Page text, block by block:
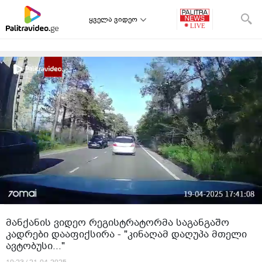
ყველა ვიდეო
თავიდან დაწყება
იტვირთება შემდეგი ვიდეო:
"ან მე მეშლება, ან არ ვიცი, მაგრამ ვიკითხავ...
გამაგებინეთ, ზაფხულია და ამდენი მანქანა რატომ